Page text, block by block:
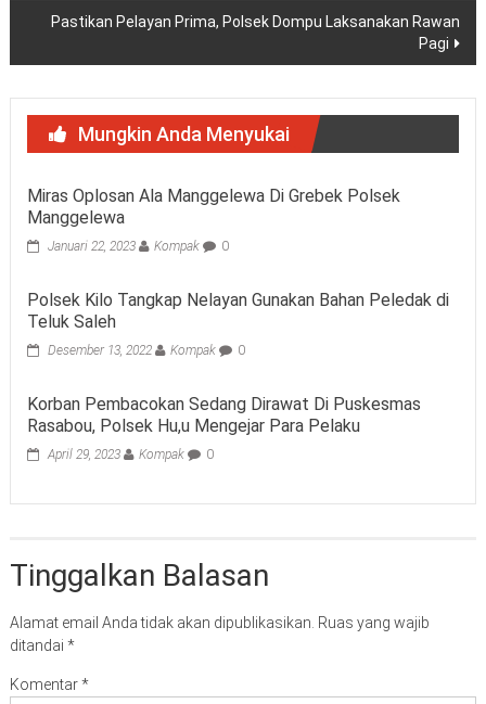
Pastikan Pelayan Prima, Polsek Dompu Laksanakan Rawan
Pagi
Mungkin Anda Menyukai
Miras Oplosan Ala Manggelewa Di Grebek Polsek
Manggelewa
Januari 22, 2023 Kompak 0
Polsek Kilo Tangkap Nelayan Gunakan Bahan Peledak di
Teluk Saleh
Desember 13, 2022 Kompak 0
Korban Pembacokan Sedang Dirawat Di Puskesmas
Rasabou, Polsek Hu,u Mengejar Para Pelaku
April 29, 2023 Kompak 0
Tinggalkan Balasan
Alamat email Anda tidak akan dipublikasikan. Ruas yang wajib
ditandai *
Komentar*